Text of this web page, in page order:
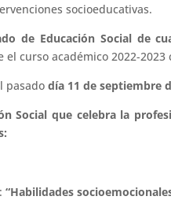
socioeducativas.
de Educación Social de
curso académico 2022-
pasado día 11 de septiembre
Social que celebra la
“Habilidades